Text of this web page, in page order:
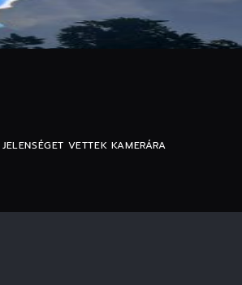
VETTEK KAMERÁRA